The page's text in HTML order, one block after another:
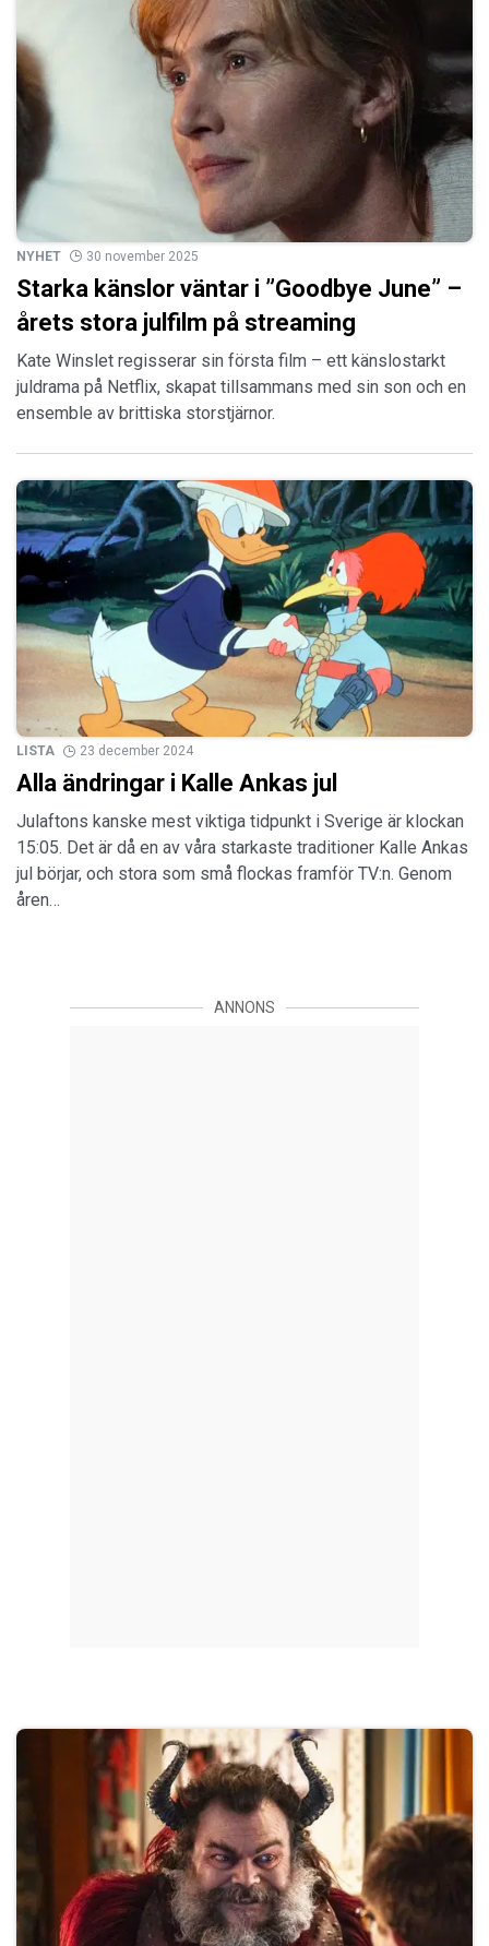
NYHET 30 november 2025
Starka känslor väntar i ”Goodbye June” –
årets stora julfilm på streaming
Kate Winslet regisserar sin första film – ett känslostarkt
juldrama på Netflix, skapat tillsammans med sin son och en
ensemble av brittiska storstjärnor.
LISTA 23 december 2024
Alla ändringar i Kalle Ankas jul
Julaftons kanske mest viktiga tidpunkt i Sverige är klockan
15:05. Det är då en av våra starkaste traditioner Kalle Ankas
jul börjar, och stora som små flockas framför TV:n. Genom
åren…
ANNONS